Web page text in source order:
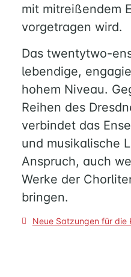
mit mitreißendem
vorgetragen wird.
Das twentytwo-
lebendige,
hohem Niveau.
Reihen des
verbindet das
und musikalische
Anspruch, auch
Werke der
bringen.
Neue Satzungen für die